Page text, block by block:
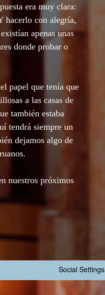
era muy clara:
hacerlo con alegría,
apenas unas
donde probar o
papel que tenía que
a las casas de
también estaba
tendrá siempre un
dejamos algo de
nuestros próximos
Social Settings